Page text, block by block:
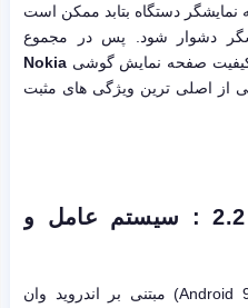
نمایشگر دستگاه بتابد ممکن است
دشوار شود. پس در مجموع
کیفیت صفحه نمایش گوشی Nokia
اصلی ترین ویژگی های مثبت
نقد و بررسی نوکیا 2.2 : سیستم عامل و
نوکیا 2.2 از اندروید 9 پای (Android 9 Pie) مبتنی بر اندروید وان